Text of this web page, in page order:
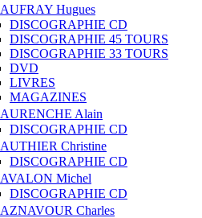
AUFRAY Hugues
DISCOGRAPHIE CD
DISCOGRAPHIE 45 TOURS
DISCOGRAPHIE 33 TOURS
DVD
LIVRES
MAGAZINES
AURENCHE Alain
DISCOGRAPHIE CD
AUTHIER Christine
DISCOGRAPHIE CD
AVALON Michel
DISCOGRAPHIE CD
AZNAVOUR Charles